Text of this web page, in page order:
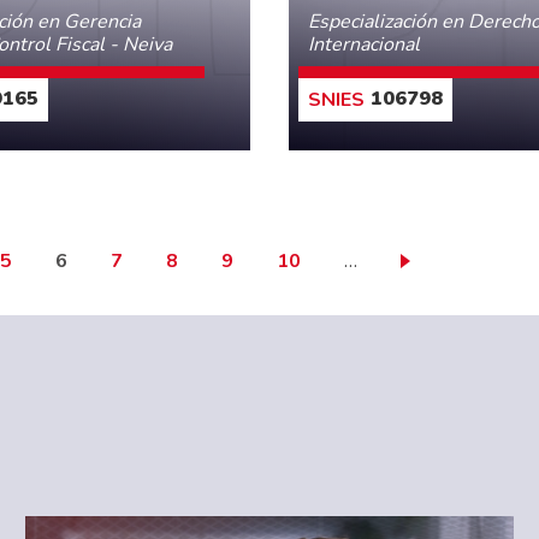
en Gerencia
Fiscal - Neiva
Especialización en
Internacional
106798
Page
5 Página actual
6 Page
7 Page
8 Page
9 Page
10 …